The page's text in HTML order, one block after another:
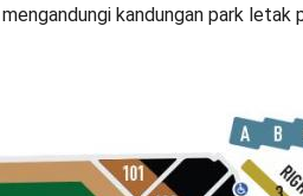
kandungan park